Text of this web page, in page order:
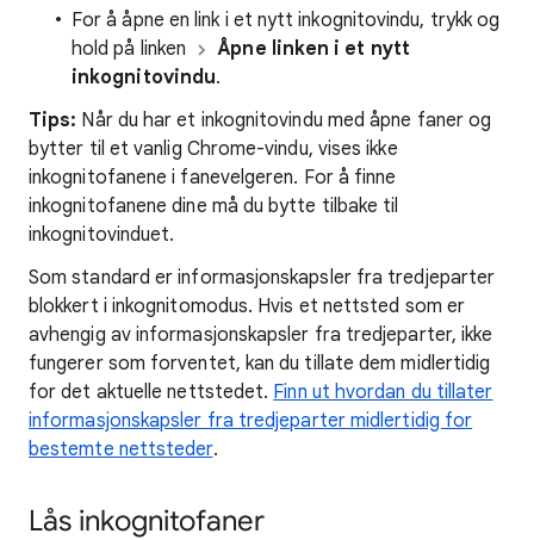
For å åpne en link i et nytt inkognitovindu, trykk og
hold på linken
Åpne linken i et nytt
inkognitovindu.
Tips: Når du har et inkognitovindu med åpne faner og
bytter til et vanlig Chrome-vindu, vises ikke
inkognitofanene i fanevelgeren. For å finne
inkognitofanene dine må du bytte tilbake til
inkognitovinduet.
Som standard er informasjonskapsler fra tredjeparter
blokkert i inkognitomodus. Hvis et nettsted som er
avhengig av informasjonskapsler fra tredjeparter, ikke
fungerer som forventet, kan du tillate dem midlertidig
for det aktuelle nettstedet. Finn ut hvordan du tillater
informasjonskapsler fra tredjeparter midlertidig for
bestemte nettsteder.
Lås inkognitofaner